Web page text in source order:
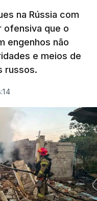
na Rússia com
ofensiva que o
engenhos não
e meios de
russos.